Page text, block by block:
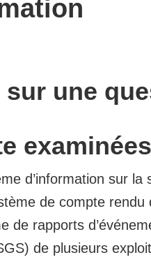
sur une
examinées
d’information sur
de compte
de rapports
de plusieurs